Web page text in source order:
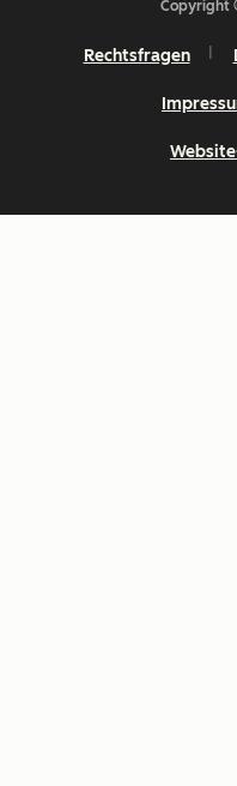
Copyright
Rechtsfragen